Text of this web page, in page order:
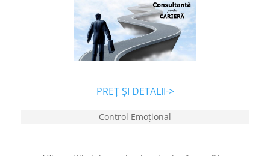
PREȚ ȘI DETALII->
Control Emoțional